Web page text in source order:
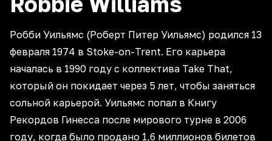
Робби Уильямс (Роберт Питер Уильямс) родился 13
февраля 1974 в Stoke-on-Trent. Его карьера
началась в 1990 году с коллектива Take That,
который он покидает через 5 лет, чтобы заняться
сольной карьерой. Уильямс попал в Книгу
Рекордов Гинесса после мирового турне в 2006
году, когда было продано 1,6 миллионов билетов